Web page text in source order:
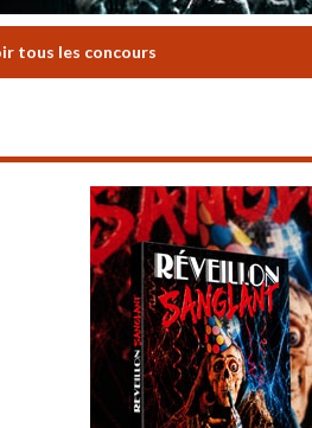
tous les concours